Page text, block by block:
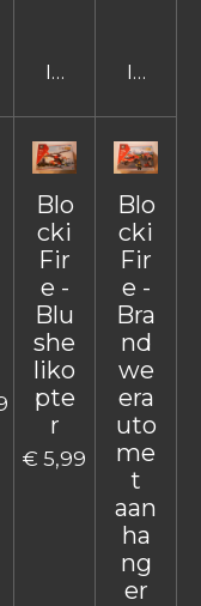
In In
Blo
cki
Fir
e -
Blu
she
liko
pte
r
€ 5,99
Blo
cki
Fir
e -
Bra
nd
we
era
uto
me
t
aan
ha
ng
er